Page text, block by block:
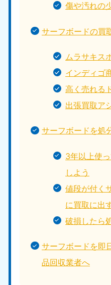
傷や汚れの
サーフボードの買
ムラサキス
インディゴ
高く売れる
出張買取ア
サーフボードを処
3年以上使
しよう
値段が付く
に買取に出
破損したら
サーフボードを即
品回収業者へ